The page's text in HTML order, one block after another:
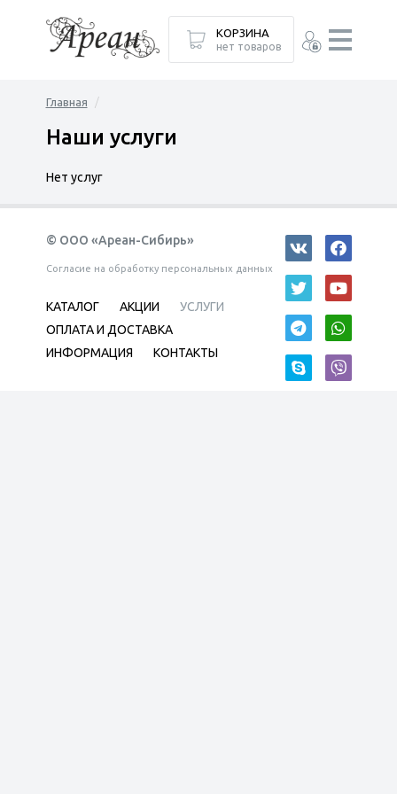
Главная
Наши услуги
Нет услуг
КОРЗИНА
нет товаров
© ООО «Ареан-Сибирь»
Согласие на обработку персональных данных
КАТАЛОГ АКЦИИ
УСЛУГИ
ОПЛАТА И ДОСТАВКА
ИНФОРМАЦИЯ
КОНТАКТЫ